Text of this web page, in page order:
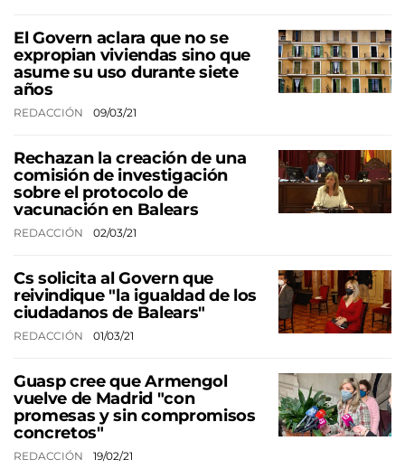
El Govern aclara que no se
expropian viviendas sino que
asume su uso durante siete
años
REDACCIÓN 09/03/21
Rechazan la creación de una
comisión de investigación
sobre el protocolo de
vacunación en Balears
REDACCIÓN 02/03/21
Cs solicita al Govern que
reivindique "la igualdad de los
ciudadanos de Balears"
REDACCIÓN 01/03/21
Guasp cree que Armengol
vuelve de Madrid "con
promesas y sin compromisos
concretos"
REDACCIÓN 19/02/21